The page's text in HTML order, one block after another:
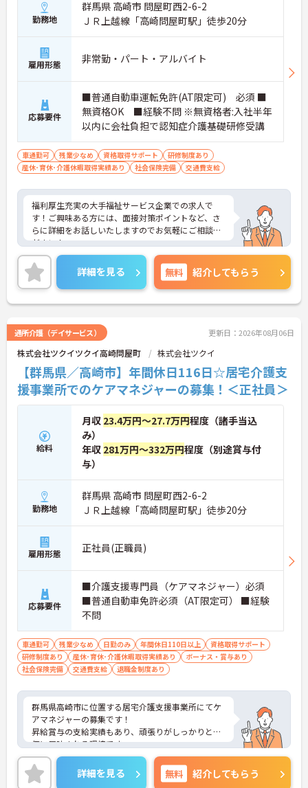
勤務地
群馬県 高崎市 問屋町西2-6-2
ＪＲ上越線「高崎問屋町駅」徒歩20分
雇用形態 非常勤・パート・アルバイト
応募要件
■普通自動車運転免許(AT限定可) 必須 ■
無資格OK ■経験不問 ※無資格者:入社半年
以内に会社負担で認知症介護基礎研修受講
車通勤可 残業少なめ 資格取得サポート
研修制度あり
産休･育休･介護休暇取得実績あり
社会保険完備 交通費支給
福利厚生充実の大手福祉サービス企業での求人で
す！ご興味ある方には、面接対策ポイントなど、さ
らに詳細をお話しいたしますのでお気軽にご相談く
ださい！
詳細を見る 無料 紹介してもらう
通所介護（デイサービス） 更新日：2026年08月06日
株式会社ツクイツクイ高崎問屋町 株式会社ツクイ
【群馬県／高崎市】年間休日116日☆居宅介護支
援事業所でのケアマネジャーの募集！＜正社員＞
給料
月収 23.4万円～27.7万円程度（諸手当込
み）
年収 281万円～332万円程度（別途賞与付
与）
勤務地
群馬県 高崎市 問屋町西2-6-2
ＪＲ上越線「高崎問屋町駅」徒歩20分
雇用形態 正社員(正職員)
応募要件
■介護支援専門員（ケアマネジャー）必須
■普通自動車免許必須（AT限定可） ■経験
不問
車通勤可 残業少なめ 日勤のみ 年間休日110日以上
資格取得サポート
研修制度あり
産休･育休･介護休暇取得実績あり
ボーナス・賞与あり
社会保険完備
交通費支給 退職金制度あり
群馬県高崎市に位置する居宅介護支援事業所にてケ
アマネジャーの募集です！
昇給賞与の支給実績もあり、頑張りがしっかりと評
価に反映される環境です。
ご興味ある方には、面接対策ポイントなど、さらに
詳細をお話しいたしますのでお気軽にご相談くださ
い！
詳細を見る 無料 紹介してもらう